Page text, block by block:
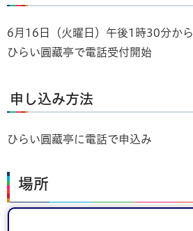
6月16日（火曜日）午後1時30分から
ひらい圓藏亭で電話受付開始
申し込み方法
ひらい圓藏亭に電話で申込み
場所